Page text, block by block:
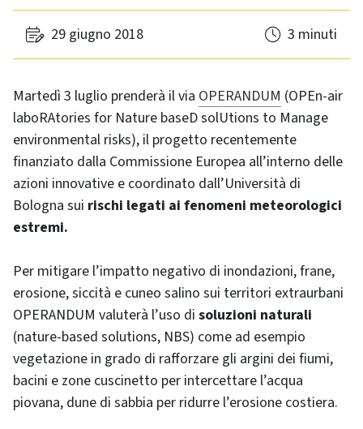
29 giugno 2018 3 minuti
Martedì 3 luglio prenderà il via OPERANDUM (OPEn-air
laboRAtories for Nature baseD solUtions to Manage
environmental risks), il progetto recentemente
finanziato dalla Commissione Europea all’interno delle
azioni innovative e coordinato dall’Università di
Bologna sui rischi legati ai fenomeni meteorologici
estremi.
Per mitigare l’impatto negativo di inondazioni, frane,
erosione, siccità e cuneo salino sui territori extraurbani
OPERANDUM valuterà l’uso di soluzioni naturali
(nature-based solutions, NBS) come ad esempio
vegetazione in grado di rafforzare gli argini dei fiumi,
bacini e zone cuscinetto per intercettare l’acqua
piovana, dune di sabbia per ridurre l’erosione costiera.